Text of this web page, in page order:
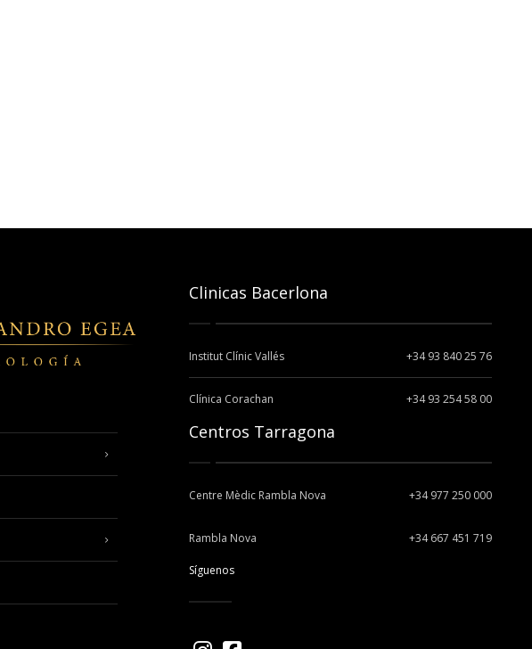
Clinicas Bacerlona
Institut Clínic Vallés +34 93 840 25 76
Clínica Corachan +34 93 254 58 00
Centros Tarragona
Centre Mèdic Rambla Nova +34 977 250 000
Rambla Nova +34 667 451 719
Síguenos